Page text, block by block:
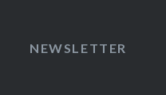
NEWSLETTER